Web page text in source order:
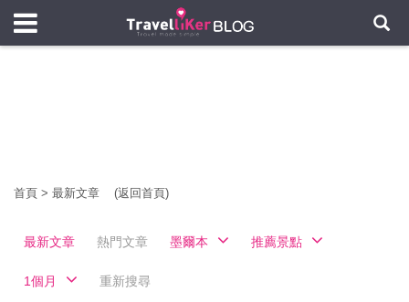
首頁 > 最新文章 (返回首頁)
最新文章 熱門文章 墨爾本 推薦景點
1個月 重新搜尋